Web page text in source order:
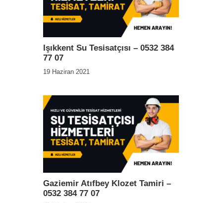
Işıkkent Su Tesisatçısı – 0532 384
77 07
19 Haziran 2021
Gaziemir Atıfbey Klozet Tamiri –
0532 384 77 07